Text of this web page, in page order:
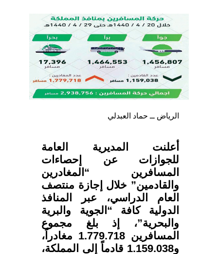
الرياض ــ حماد العبدلي
أعلنت المديرية العامة
للجوازات عن إحصاءات
المسافرين “المغادرين
والقادمين” خلال إجازة منتصف
العام الدراسي، عبر المنافذ
الدولية كافة “الجوية والبرية
والبحرية”، إذ بلغ مجموع
المسافرين 1.779.718 مغادراً،
و1.159.038 قادماً إلى المملكة،